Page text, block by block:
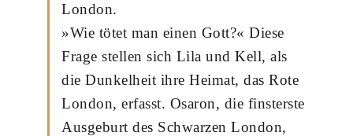
London.
»Wie tötet man einen Gott?« Diese
Frage stellen sich Lila und Kell, als
die Dunkelheit ihre Heimat, das Rote
London, erfasst. Osaron, die finsterste
Ausgeburt des Schwarzen London,